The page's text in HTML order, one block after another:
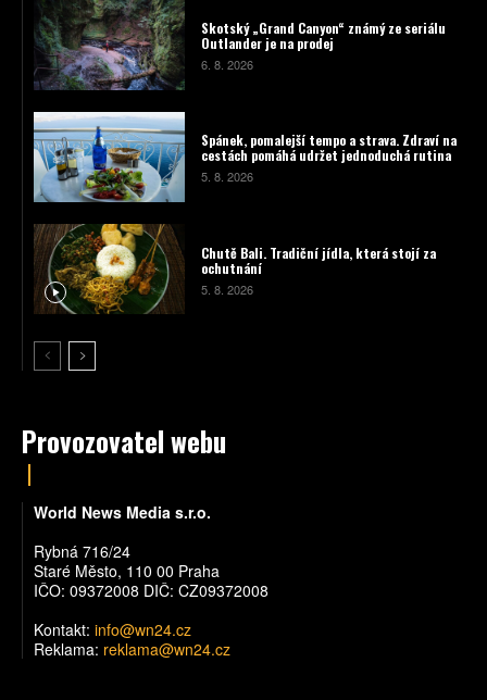
Skotský „Grand Canyon“ známý ze seriálu
Outlander je na prodej
6. 8. 2026
Spánek, pomalejší tempo a strava. Zdraví na
cestách pomáhá udržet jednoduchá rutina
5. 8. 2026
Chutě Bali. Tradiční jídla, která stojí za
ochutnání
5. 8. 2026
Provozovatel webu
World News Media s.r.o.
Rybná 716/24
Staré Město, 110 00 Praha
IČO: 09372008 DIČ: CZ09372008
Kontakt: info@wn24.cz
Reklama: reklama@wn24.cz